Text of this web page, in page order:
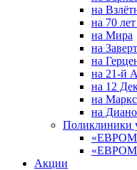
на
на 70
на Мира
на
на
на 21-й
на 12
на
на
Поликлиники
Акции